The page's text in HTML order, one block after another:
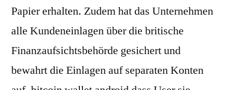
Papier erhalten. Zudem hat das Unternehmen
alle Kundeneinlagen über die britische
Finanzaufsichtsbehörde gesichert und
bewahrt die Einlagen auf separaten Konten